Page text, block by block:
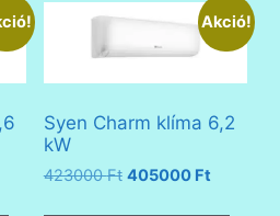
Current
Akció!
Syen Charm klíma 6,2
kW
423000Ft Original
405000 FtCurrent